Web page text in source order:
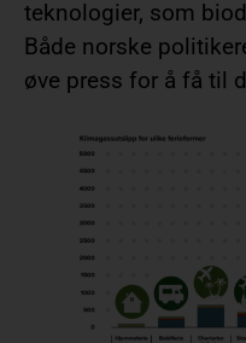
teknologier, som
Både norske
øve press for å få til